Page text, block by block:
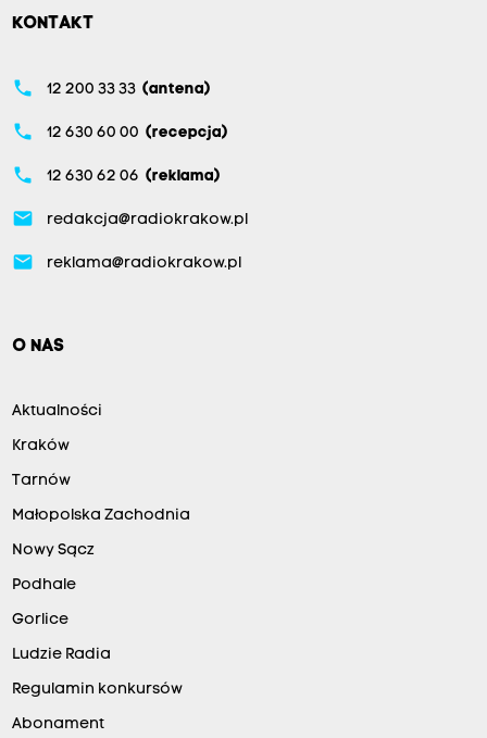
KONTAKT
phone 12 200 33 33 (antena)
phone 12 630 60 00 (recepcja)
phone 12 630 62 06 (reklama)
email redakcja@radiokrakow.pl
email reklama@radiokrakow.pl
O NAS
Aktualności
Kraków
Tarnów
Małopolska Zachodnia
Nowy Sącz
Podhale
Gorlice
Ludzie Radia
Regulamin konkursów
Abonament